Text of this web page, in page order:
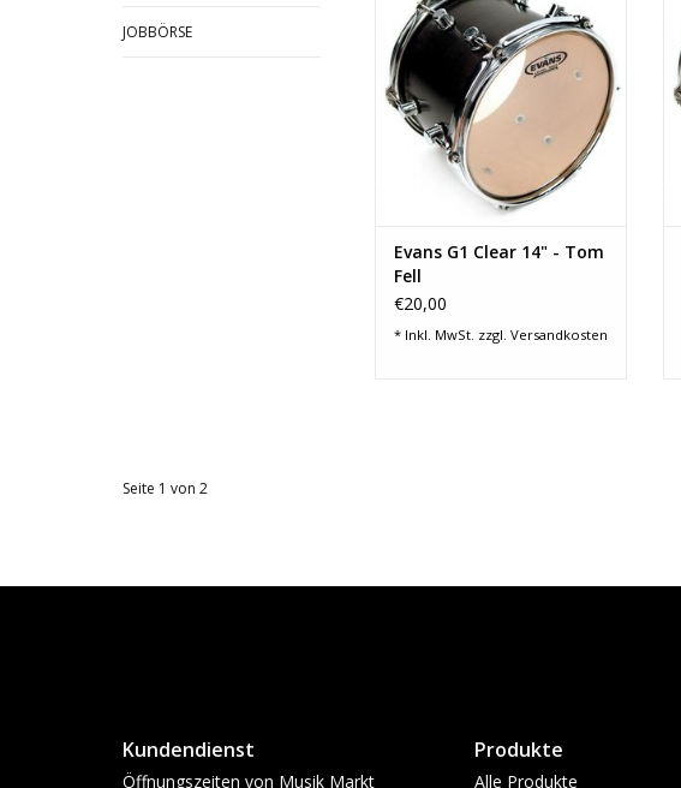
JOBBÖRSE
Felltyp: 1-lagig
Farbe: Transparent
Oberfläche: glatt
Produkt-Code: TT14G1
ZUM WARENKORB HINZUFÜGEN
Evans G1 Clear 14" - Tom
Fell
€20,00
* Inkl. MwSt. zzgl. Versandkosten
Seite 1 von 2
Kundendienst
Öffnungszeiten von Musik Markt
Produkte
Alle Produkte